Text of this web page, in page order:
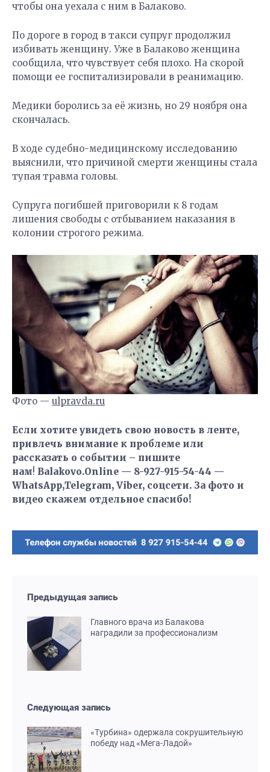
чтобы она уехала с ним в Балаково.
По дороге в город в такси супруг продолжил
избивать женщину. Уже в Балаково женщина
сообщила, что чувствует себя плохо. На скорой
помощи ее госпитализировали в реанимацию.
Медики боролись за её жизнь, но 29 ноября она
скончалась.
В ходе судебно-медицинскому исследованию
выяснили, что причиной смерти женщины стала
тупая травма головы.
Супруга погибшей приговорили к 8 годам
лишения свободы с отбыванием наказания в
колонии строгого режима.
Фото — ulpravda.ru
Если хотите увидеть свою новость в ленте,
привлечь внимание к проблеме или
рассказать о событии – пишите
нам! Balakovo.Online — 8-927-915-54-44 —
WhatsApp,Telegram, Viber, соцсети. За фото и
видео скажем отдельное спасибо!
Предыдущая запись
Главного врача из Балакова
наградили за профессионализм
Следующая запись
«Турбина» одержала сокрушительную
победу над «Мега-Ладой»